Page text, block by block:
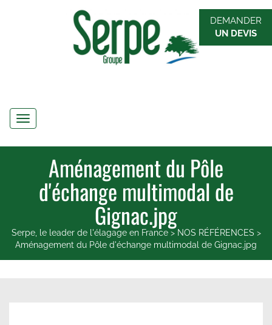
DEMANDER
UN DEVIS
Navigation
Aménagement du Pôle
d'échange multimodal de
Gignac.jpg
Serpe, le leader de l'élagage en France> NOS RÉFÉRENCES >
Aménagement du Pôle d'échange multimodal de Gignac.jpg